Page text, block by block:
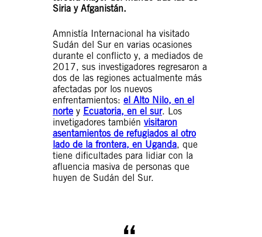
Siria y Afganistán.
Amnistía Internacional ha visitado
Sudán del Sur en varias ocasiones
durante el conflicto y, a mediados de
2017, sus investigadores regresaron a
dos de las regiones actualmente más
afectadas por los nuevos
enfrentamientos: el Alto Nilo, en el
norte y Ecuatoria, en el sur. Los
invetigadores también visitaron
asentamientos de refugiados al otro
lado de la frontera, en Uganda, que
tiene dificultades para lidiar con la
afluencia masiva de personas que
huyen de Sudán del Sur.